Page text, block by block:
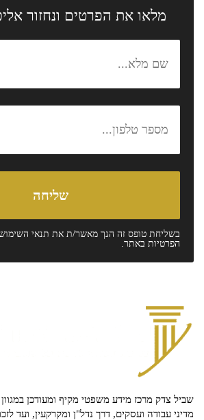
מלאו את הפרטים ונחזור
בשליחת טופס זה הנך מאשר/ת את תנאי
הפרטיות באתר.
שביל צדק מרכז מידע משפטי מקיף ומעודכן
מדיני עבודה ועסקים, דרך נדל"ן ומקרקעין, ועד